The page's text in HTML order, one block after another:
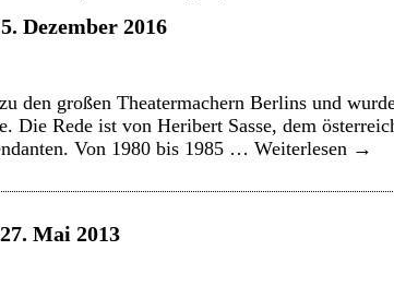
Dezember 2016
den großen Theatermachern Berlins und
Die Rede ist von Heribert Sasse, dem
Von 1980 bis 1985 … Weiterlesen →
Mai 2013